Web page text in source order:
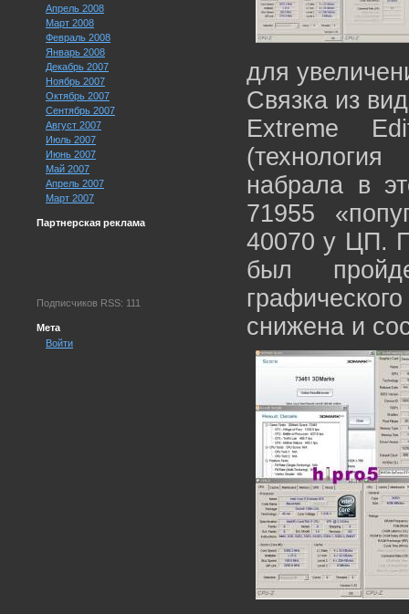
Апрель 2008
Март 2008
Февраль 2008
Январь 2008
Декабрь 2007
Ноябрь 2007
Октябрь 2007
Сентябрь 2007
Август 2007
Июль 2007
Июнь 2007
Май 2007
Апрель 2007
Март 2007
Партнерская реклама
Подписчиков RSS: 111
Мета
Войти
для
Связка из
Extreme
набрала в
71955
40070 у ЦП.
был
снижена и